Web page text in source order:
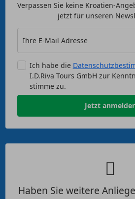
Verpassen Sie keine Kroatien-
jetzt für unseren
Ihre E-Mail Adresse
Ich habe die
I.D.Riva Tours GmbH zur
stimme zu.
Jetzt
Haben Sie weitere